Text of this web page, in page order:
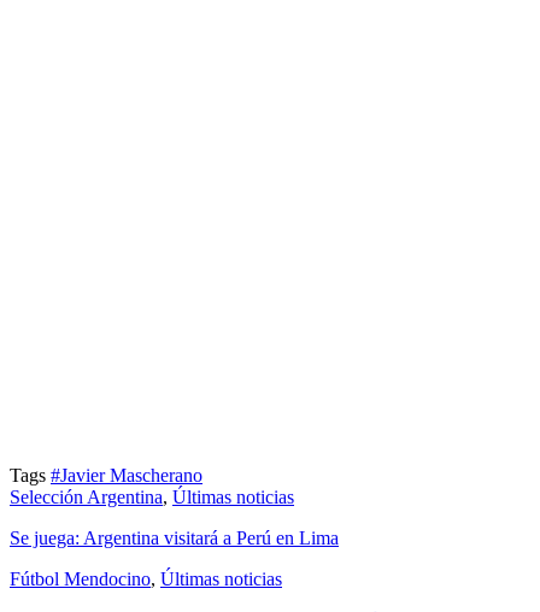
Tags #Javier Mascherano
Selección Argentina, Últimas noticias
Se juega: Argentina visitará a Perú en Lima
Fútbol Mendocino, Últimas noticias